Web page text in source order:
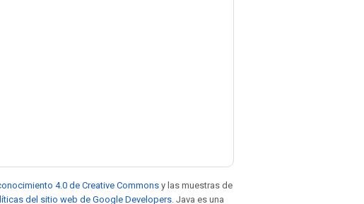
4.0 de Creative Commons y las muestras de
del sitio web de Google Developers . Java es una